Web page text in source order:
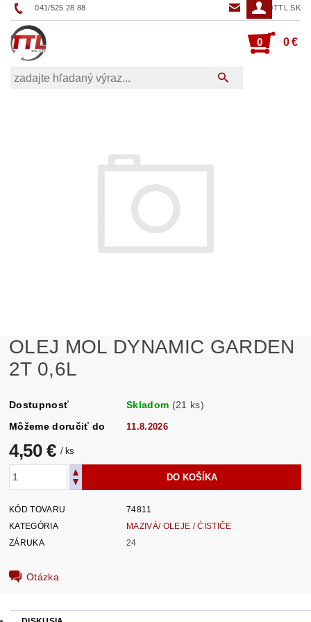
041/525 28 88 TTL@TTL.SK
0 0 €
OLEJ MOL DYNAMIC GARDEN
2T 0,6L
Dostupnosť Skladom (21 ks)
Môžeme doručiť do
11.8.2026
4,50 € / ks
KÓD TOVARU
74811
KATEGÓRIA
MAZIVÁ/ OLEJE / ĆISTIČE
ZÁRUKA
24
Otázka